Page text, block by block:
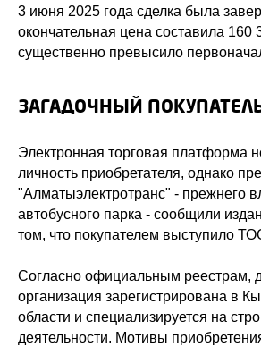
3 июня 2025 года сделка была
окончательная цена составила 160
существенно превысило
ЗАГАДОЧНЫЙ
Электронная торговая платформа
личность приобретателя, однако
"Алматыэлектротранс" - прежнего
автобусного парка - сообщили
том, что покупателем выступило
Согласно официальным реестрам,
организация зарегистрирована в
области и специализируется на
деятельности. Мотивы